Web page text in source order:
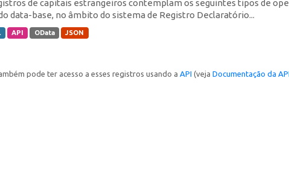
de capitais estrangeiros contemplam os seguintes tipos de
data-base, no âmbito do sistema de Registro Declaratório...
API OData JSON
pode ter acesso a esses registros usando a API (veja Documentação da API